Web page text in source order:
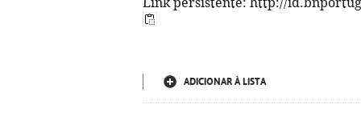
Link persistente: http://
ADICIONAR À LISTA